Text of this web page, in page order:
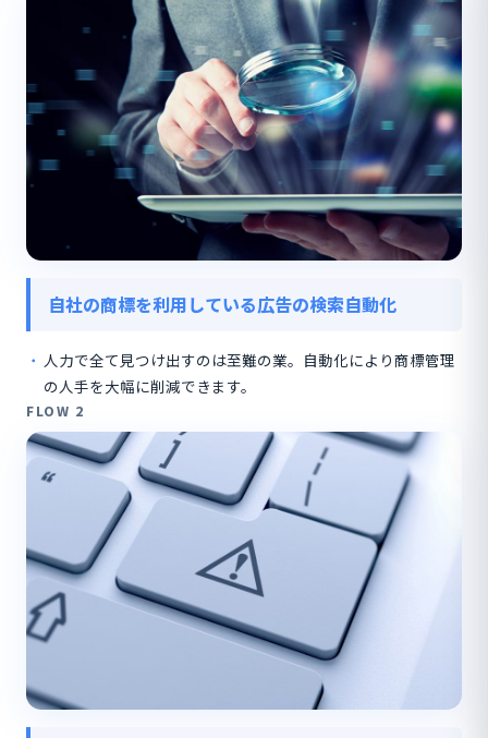
自社の商標を利用している広告の検索自動化
人力で全て見つけ出すのは至難の業。自動化により商標管理
の人手を大幅に削減できます。
FLOW 2